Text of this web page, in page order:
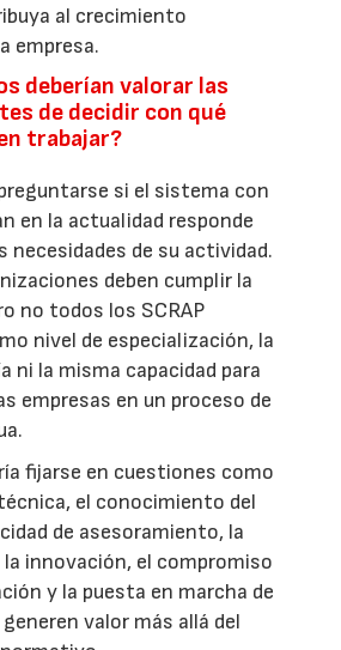
al crecimiento
empresa.
deberían valorar las
de decidir con qué
trabajar?
si el sistema con
en la actualidad responde
necesidades de su actividad.
deben cumplir la
no todos los SCRAP
nivel de especialización, la
ni la misma capacidad para
empresas en un proceso de
fijarse en cuestiones como
el conocimiento del
de asesoramiento, la
innovación, el compromiso
y la puesta en marcha de
valor más allá del